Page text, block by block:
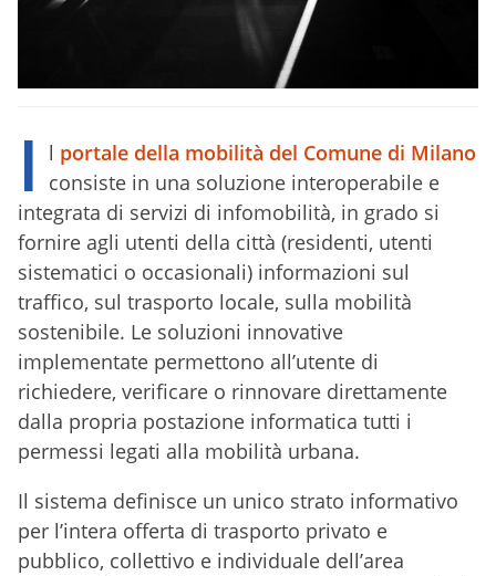
I l portale della mobilità del Comune di Milano
consiste in una soluzione interoperabile e
integrata di servizi di infomobilità, in grado si
fornire agli utenti della città (residenti, utenti
sistematici o occasionali) informazioni sul
traffico, sul trasporto locale, sulla mobilità
sostenibile. Le soluzioni innovative
implementate permettono all’utente di
richiedere, verificare o rinnovare direttamente
dalla propria postazione informatica tutti i
permessi legati alla mobilità urbana.
Il sistema definisce un unico strato informativo
per l’intera offerta di trasporto privato e
pubblico, collettivo e individuale dell’area